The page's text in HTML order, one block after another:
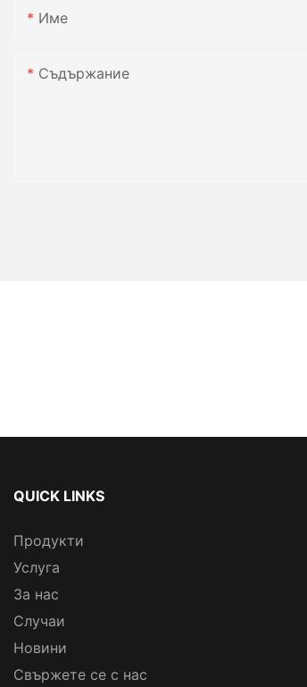
Име
Съдържание
QUICK LINKS
Продукти
Услуга
За нас
Случаи
Новини
Свържете се с нас